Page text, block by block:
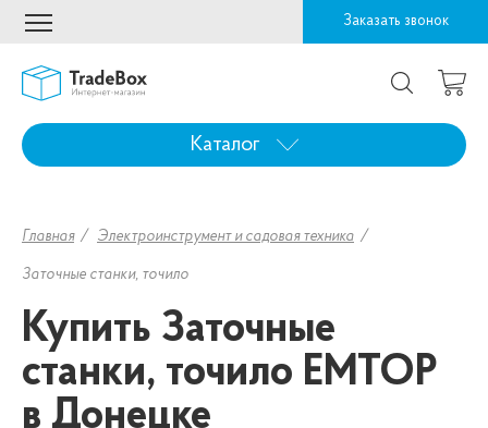
Заказать звонок
Каталог
Главная Электроинструмент и садовая техника
Заточные станки, точило
Купить Заточные
станки, точило EMTOP
в Донецке